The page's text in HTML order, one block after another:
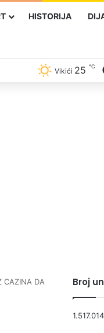
HISTORIJA
Vikići 25 ℃
CAZINA DA
Broj